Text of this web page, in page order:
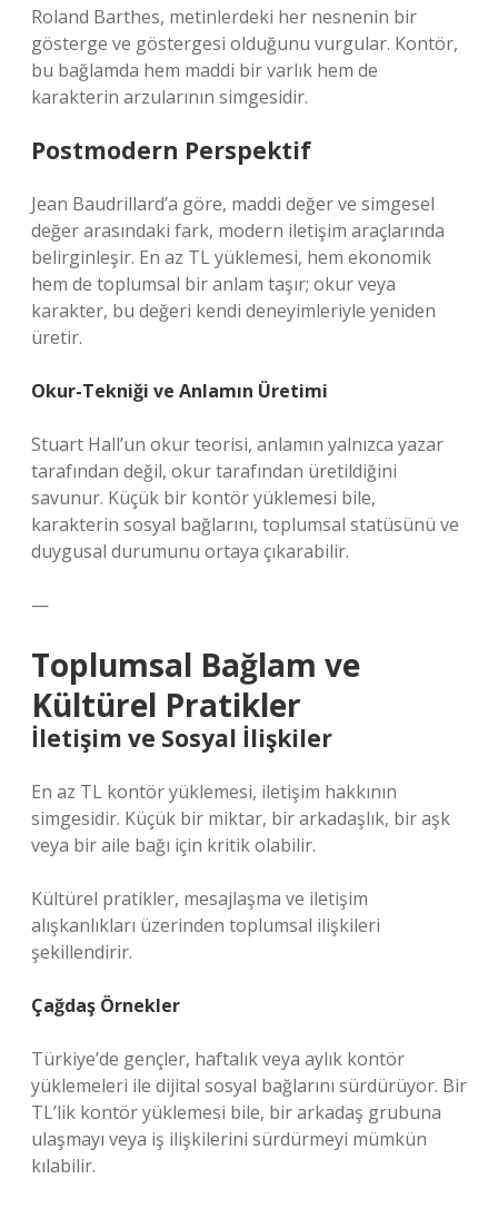
Roland Barthes, metinlerdeki her nesnenin bir
gösterge ve göstergesi olduğunu vurgular. Kontör,
bu bağlamda hem maddi bir varlık hem de
karakterin arzularının simgesidir.
Postmodern Perspektif
Jean Baudrillard’a göre, maddi değer ve simgesel
değer arasındaki fark, modern iletişim araçlarında
belirginleşir. En az TL yüklemesi, hem ekonomik
hem de toplumsal bir anlam taşır; okur veya
karakter, bu değeri kendi deneyimleriyle yeniden
üretir.
Okur-Tekniği ve Anlamın Üretimi
Stuart Hall’un okur teorisi, anlamın yalnızca yazar
tarafından değil, okur tarafından üretildiğini
savunur. Küçük bir kontör yüklemesi bile,
karakterin sosyal bağlarını, toplumsal statüsünü ve
duygusal durumunu ortaya çıkarabilir.
—
Toplumsal Bağlam ve
Kültürel Pratikler
İletişim ve Sosyal İlişkiler
En az TL kontör yüklemesi, iletişim hakkının
simgesidir. Küçük bir miktar, bir arkadaşlık, bir aşk
veya bir aile bağı için kritik olabilir.
Kültürel pratikler, mesajlaşma ve iletişim
alışkanlıkları üzerinden toplumsal ilişkileri
şekillendirir.
Çağdaş Örnekler
Türkiye’de gençler, haftalık veya aylık kontör
yüklemeleri ile dijital sosyal bağlarını sürdürüyor. Bir
TL’lik kontör yüklemesi bile, bir arkadaş grubuna
ulaşmayı veya iş ilişkilerini sürdürmeyi mümkün
kılabilir.